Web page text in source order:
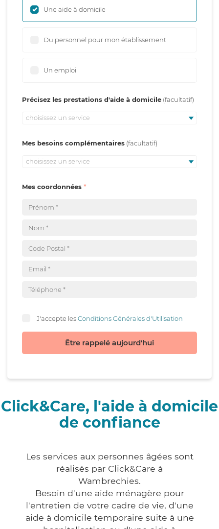
Une aide à domicile
Du personnel pour mon établissement
Un emploi
Précisez les prestations d'aide à domicile
choisissez un service
Mes besoins complémentaires
choisissez un service
Mes coordonnées
J'accepte lesConditions Générales d'Utilisation
Être rappelé aujourd'hui
Click&Care, l'aide à domicile
de confiance
Les services aux personnes âgées sont
réalisés par Click&Care à
Wambrechies.
Besoin d'une aide ménagère pour
l'entretien de votre cadre de vie, d'une
aide à domicile temporaire suite à une